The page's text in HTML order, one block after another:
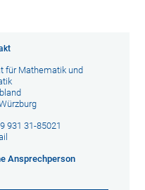
für Mathematik und
931 31-85021
Ansprechperson